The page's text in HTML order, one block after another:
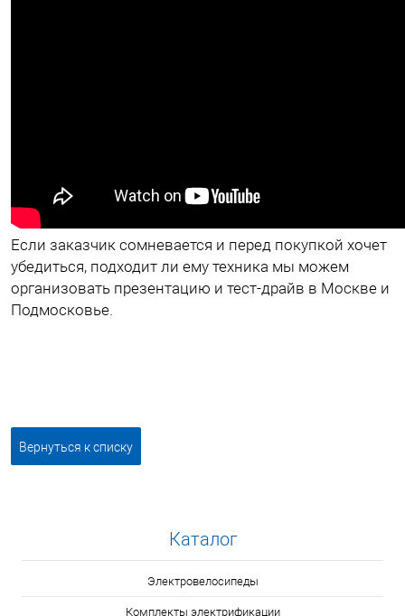
Если заказчик сомневается и перед покупкой хочет
убедиться, подходит ли ему техника мы можем
организовать презентацию и тест-драйв в Москве и
Подмосковье.
Вернуться к списку
Каталог
Электровелосипеды
Комплекты электрификации